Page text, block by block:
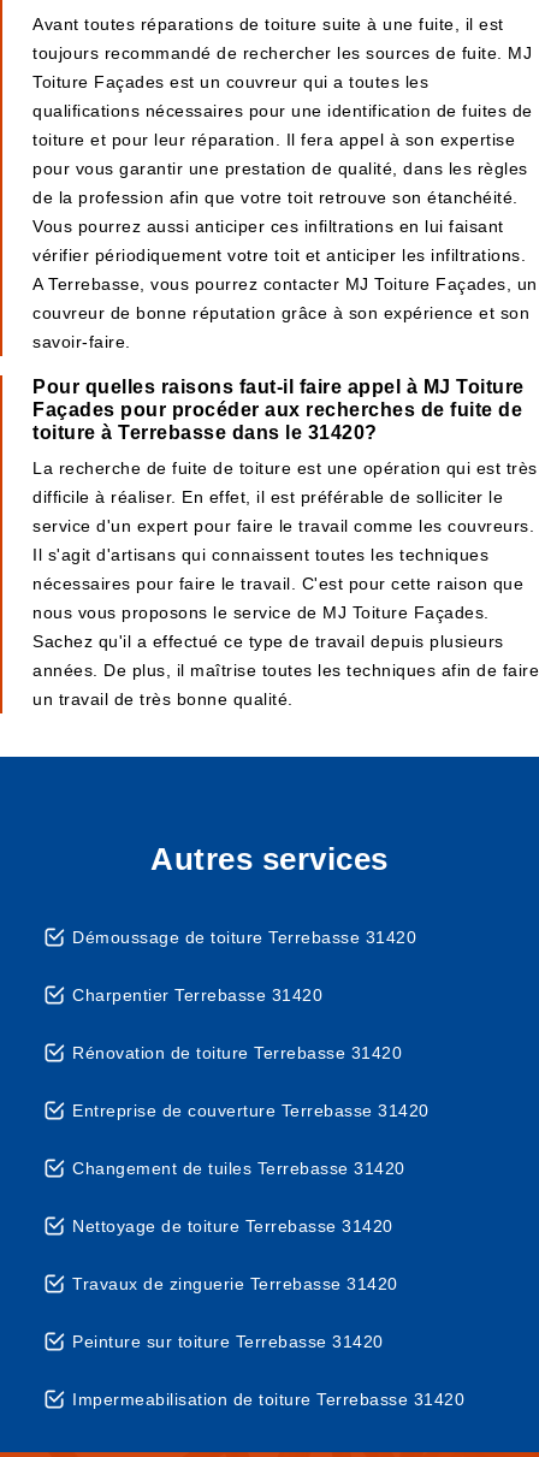
Avant toutes réparations de toiture suite à une fuite, il est
toujours recommandé de rechercher les sources de fuite. MJ
Toiture Façades est un couvreur qui a toutes les
qualifications nécessaires pour une identification de fuites de
toiture et pour leur réparation. Il fera appel à son expertise
pour vous garantir une prestation de qualité, dans les règles
de la profession afin que votre toit retrouve son étanchéité.
Vous pourrez aussi anticiper ces infiltrations en lui faisant
vérifier périodiquement votre toit et anticiper les infiltrations.
A Terrebasse, vous pourrez contacter MJ Toiture Façades, un
couvreur de bonne réputation grâce à son expérience et son
savoir-faire.
Pour quelles raisons faut-il faire appel à MJ Toiture
Façades pour procéder aux recherches de fuite de
toiture à Terrebasse dans le 31420?
La recherche de fuite de toiture est une opération qui est très
difficile à réaliser. En effet, il est préférable de solliciter le
service d'un expert pour faire le travail comme les couvreurs.
Il s'agit d'artisans qui connaissent toutes les techniques
nécessaires pour faire le travail. C'est pour cette raison que
nous vous proposons le service de MJ Toiture Façades.
Sachez qu'il a effectué ce type de travail depuis plusieurs
années. De plus, il maîtrise toutes les techniques afin de faire
un travail de très bonne qualité.
Autres services
Démoussage de toiture Terrebasse 31420
Charpentier Terrebasse 31420
Rénovation de toiture Terrebasse 31420
Entreprise de couverture Terrebasse 31420
Changement de tuiles Terrebasse 31420
Nettoyage de toiture Terrebasse 31420
Travaux de zinguerie Terrebasse 31420
Peinture sur toiture Terrebasse 31420
Impermeabilisation de toiture Terrebasse 31420